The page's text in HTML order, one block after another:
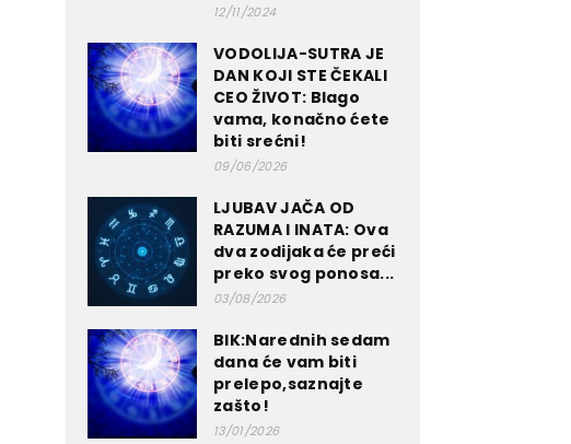
12/11/2024
VODOLIJA-SUTRA JE
DAN KOJI STE ČEKALI
CEO ŽIVOT: Blago
vama, konačno ćete
biti srećni!
09/06/2026
LJUBAV JAČA OD
RAZUMA I INATA: Ova
dva zodijaka će preći
preko svog ponosa...
03/08/2026
BIK:Narednih sedam
dana će vam biti
prelepo,saznajte
zašto!
13/01/2026